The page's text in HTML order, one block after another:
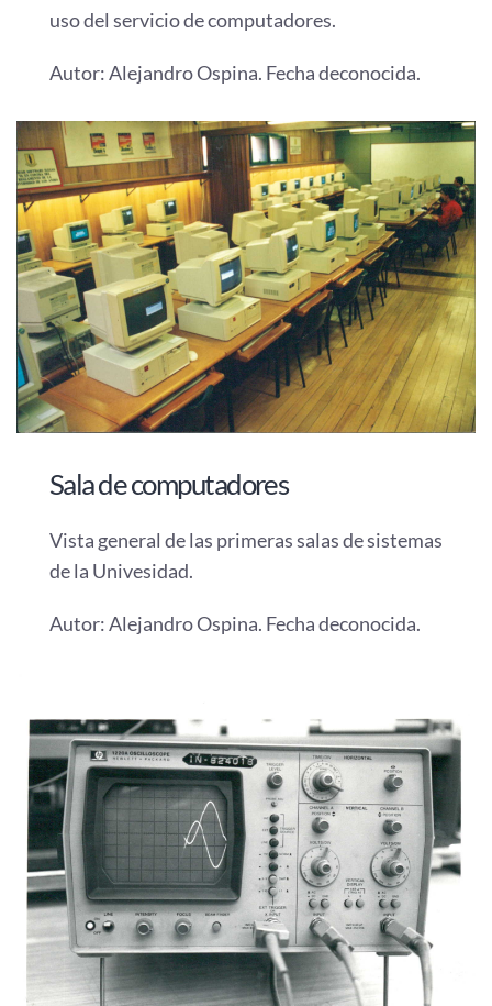
uso del servicio de computadores.
Autor: Alejandro Ospina. Fecha deconocida.
Sala de computadores
Vista general de las primeras salas de sistemas
de la Univesidad.
Autor: Alejandro Ospina. Fecha deconocida.